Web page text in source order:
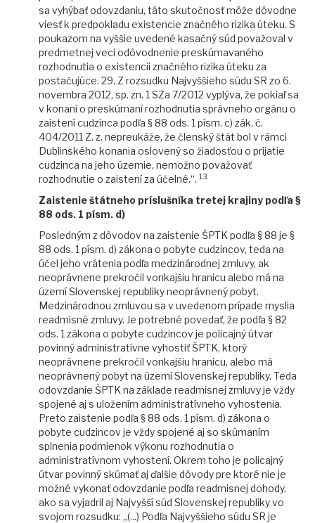
sa vyhýbať odovzdaniu, táto skutočnosť môže dôvodne
viesť k predpokladu existencie značného rizika úteku. S
poukazom na vyššie uvedené kasačný súd považoval v
predmetnej veci odôvodnenie preskúmavaného
rozhodnutia o existencii značného rizika úteku za
postačujúce. 29. Z rozsudku Najvyššieho súdu SR zo 6.
novembra 2012, sp. zn. 1 SZa 7/2012 vyplýva, že pokiaľ sa
v konaní o preskúmaní rozhodnutia správneho orgánu o
zaistení cudzinca podľa § 88 ods. 1 písm. c) zák. č.
404/2011 Z. z. nepreukáže, že členský štát bol v rámci
Dublinského konania oslovený so žiadosťou o prijatie
cudzinca na jeho územie, nemožno považovať
rozhodnutie o zaistení za účelné.“. 13
Zaistenie štátneho príslušníka tretej krajiny podľa §
88 ods. 1 písm. d)
Posledným z dôvodov na zaistenie ŠPTK podľa § 88 je §
88 ods. 1 písm. d) zákona o pobyte cudzincov, teda na
účel jeho vrátenia podľa medzinárodnej zmluvy, ak
neoprávnene prekročil vonkajšiu hranicu alebo má na
území Slovenskej republiky neoprávnený pobyt.
Medzinárodnou zmluvou sa v uvedenom prípade myslia
readmisné zmluvy. Je potrebné povedať, že podľa § 82
ods. 1 zákona o pobyte cudzincov je policajný útvar
povinný administratívne vyhostiť ŠPTK, ktorý
neoprávnene prekročil vonkajšiu hranicu, alebo má
neoprávnený pobyt na území Slovenskej republiky. Teda
odovzdanie ŠPTK na základe readmisnej zmluvy je vždy
spojené aj s uložením administratívneho vyhostenia.
Preto zaistenie podľa § 88 ods. 1 písm. d) zákona o
pobyte cudzincov je vždy spojené aj so skúmaním
splnenia podmienok výkonu rozhodnutia o
administratívnom vyhostení. Okrem toho je policajný
útvar povinný skúmať aj ďalšie dôvody pre ktoré nie je
možné vykonať odovzdanie podľa readmisnej dohody,
ako sa vyjadril aj Najvyšší súd Slovenskej republiky vo
svojom rozsudku: „(...) Podľa Najvyššieho súdu SR je